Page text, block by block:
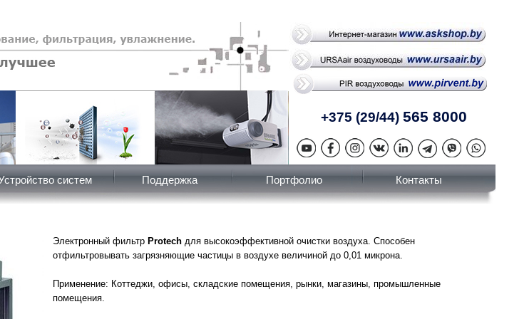
+375 (29/44) 565 8000
систем Поддержка Портфолио Контакты
Электронный фильтр Protechдля высокоэффективной очистки воздуха. Способен
отфильтровывать загрязняющие частицы в воздухе величиной до 0,01 микрона.
Применение: Коттеджи, офисы, складские помещения, рынки, магазины, промышленные
помещения.